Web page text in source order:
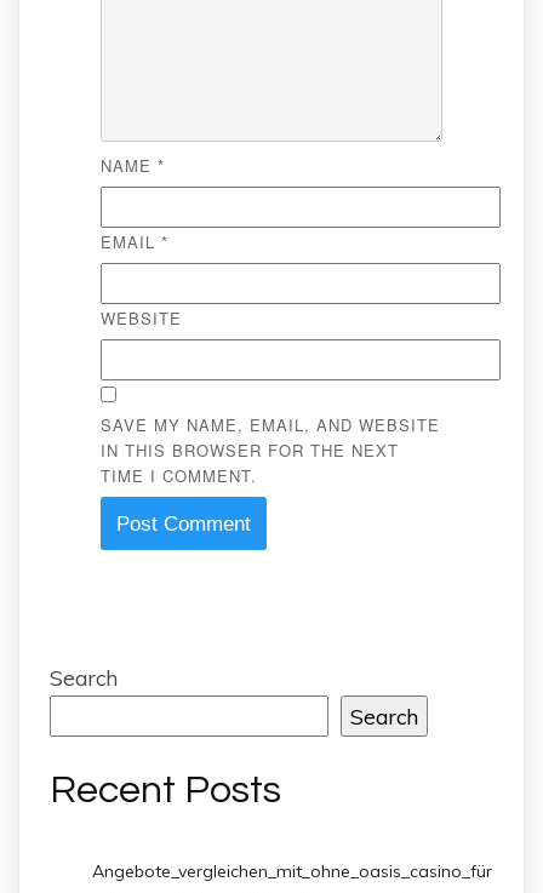
NAME *
EMAIL *
WEBSITE
SAVE MY NAME, EMAIL, AND WEBSITE
IN THIS BROWSER FOR THE NEXT
TIME I COMMENT.
Search
Search
Recent Posts
Angebote_vergleichen_mit_ohne_oasis_casino_für